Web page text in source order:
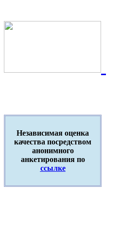
Независимая оценка
качества посредством
анонимного
анкетирования по
ссылке